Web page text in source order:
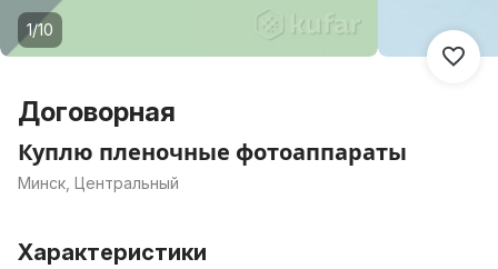
1/10
Договорная
Куплю пленочные фотоаппараты
Минск, Центральный
Характеристики